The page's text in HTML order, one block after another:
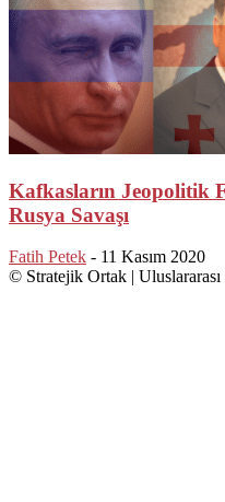
Kafkasların Jeopolitik
Rusya Savaşı
Fatih Petek - 11 Kasım 2020
© Stratejik Ortak | Uluslararası